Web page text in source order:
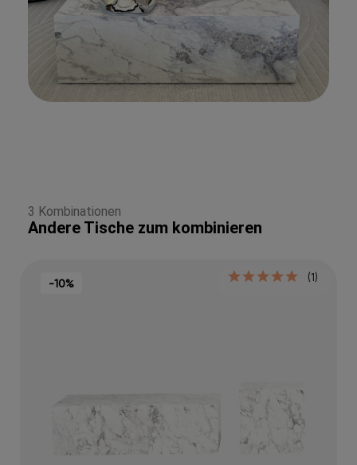
3 Kombinationen
Andere Tische zum kombinieren
-10% (1)